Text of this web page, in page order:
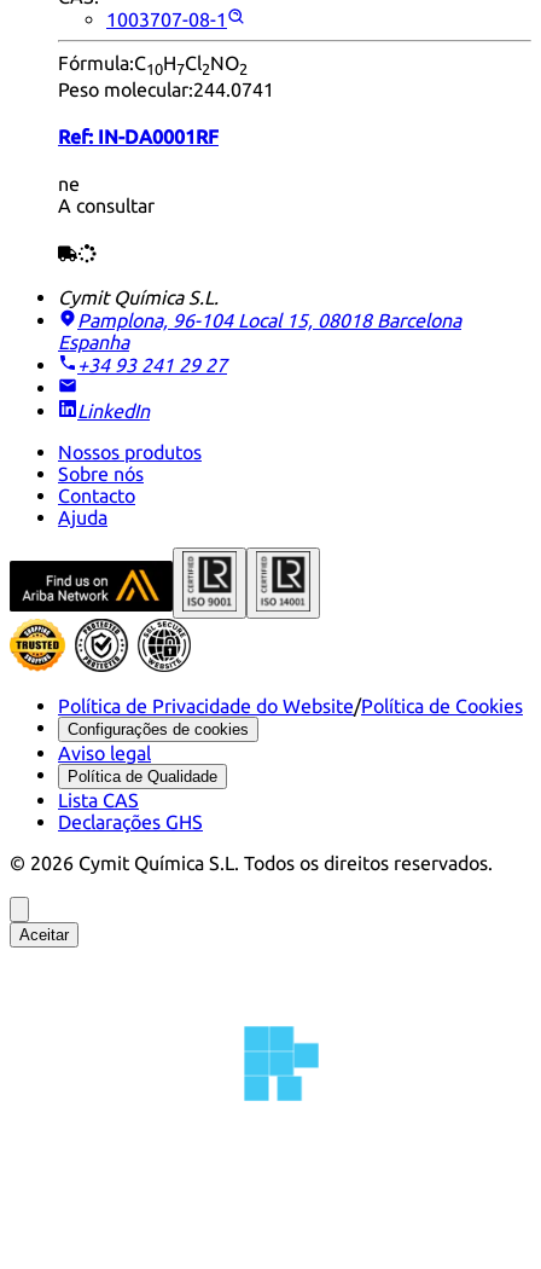
1003707-08-1
Fórmula:C10H7Cl2NO2
Peso molecular:244.0741
Ref: IN-DA0001RF
ne
A consultar
Cymit Química S.L.
Pamplona, 96-104 Local 15, 08018 Barcelona
Espanha
+34 93 241 29 27
LinkedIn
Nossos produtos
Sobre nós
Contacto
Ajuda
Política de Privacidade do Website/Política de Cookies
Configurações de cookies
Aviso legal
Política de Qualidade
Lista CAS
Declarações GHS
© 2026 Cymit Química S.L. Todos os direitos reservados.
Aceitar